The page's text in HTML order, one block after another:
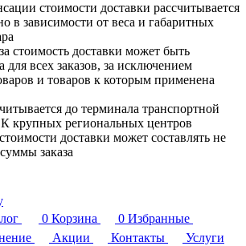
стоимости доставки рассчитывается
в зависимости от веса и габаритных
стоимость доставки может быть
для всех заказов, за исключением
и товаров к которым применена
до терминала транспортной
крупных региональных центров
доставки может составлять не
заказа
0 Корзина 0 Избранные
Акции Контакты
Услуги